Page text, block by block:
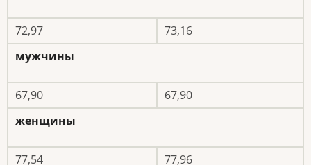
72,97
73,16
мужчины
67,90
67,90
женщины
77,54
77,96